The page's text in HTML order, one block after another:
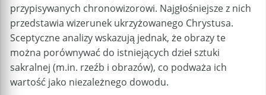
przypisywanych chronowizorowi. Najgłośniejsze z nich
przedstawia wizerunek ukrzyżowanego Chrystusa.
Sceptyczne analizy wskazują jednak, że obrazy te
można porównywać do istniejących dzieł sztuki
sakralnej (m.in. rzeźb i obrazów), co podważa ich
wartość jako niezależnego dowodu.